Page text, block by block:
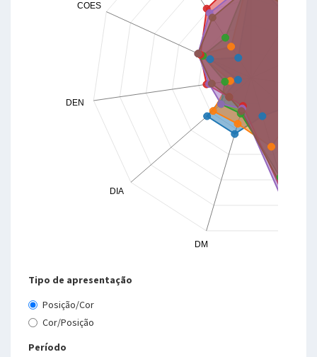
COES
DEN
DIA
DM
Tipo de apresentação
Posição/Cor
Cor/Posição
Período